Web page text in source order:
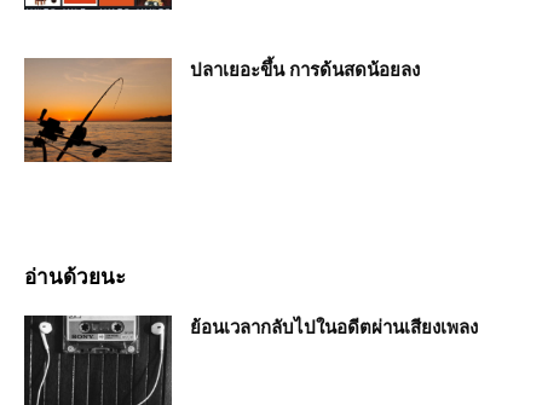
ปลาเยอะขึ้น การด้นสดน้อยลง
อ่านด้วยนะ
ย้อนเวลากลับไปในอดีตผ่านเสียงเพลง